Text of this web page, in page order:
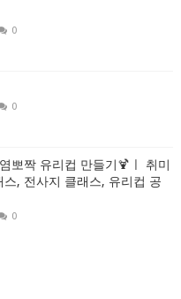
0
0
뽀짝 유리컵 만들기🍹ㅣ 취미
스, 전사지 클래스, 유리컵 공
0